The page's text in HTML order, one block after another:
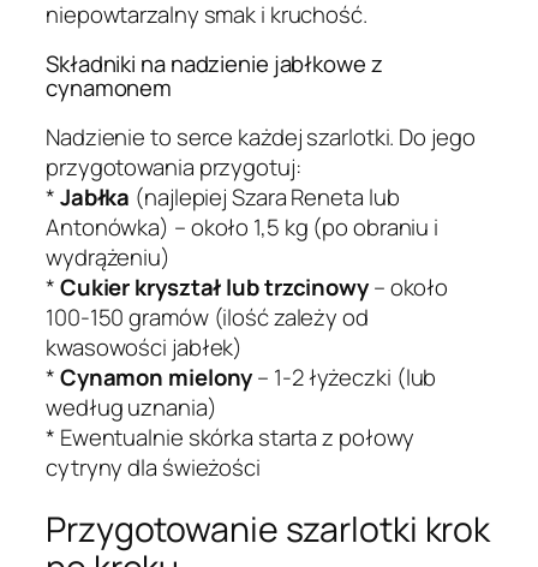
niepowtarzalny smak i kruchość.
Składniki na nadzienie jabłkowe z
cynamonem
Nadzienie to serce każdej szarlotki. Do jego
przygotowania przygotuj:
*Jabłka (najlepiej Szara Reneta lub
Antonówka) – około 1,5 kg (po obraniu i
wydrążeniu)
*Cukier kryształ lub trzcinowy– około
100-150 gramów (ilość zależy od
kwasowości jabłek)
*Cynamon mielony– 1-2 łyżeczki (lub
według uznania)
* Ewentualnie skórka starta z połowy
cytryny dla świeżości
Przygotowanie szarlotki krok